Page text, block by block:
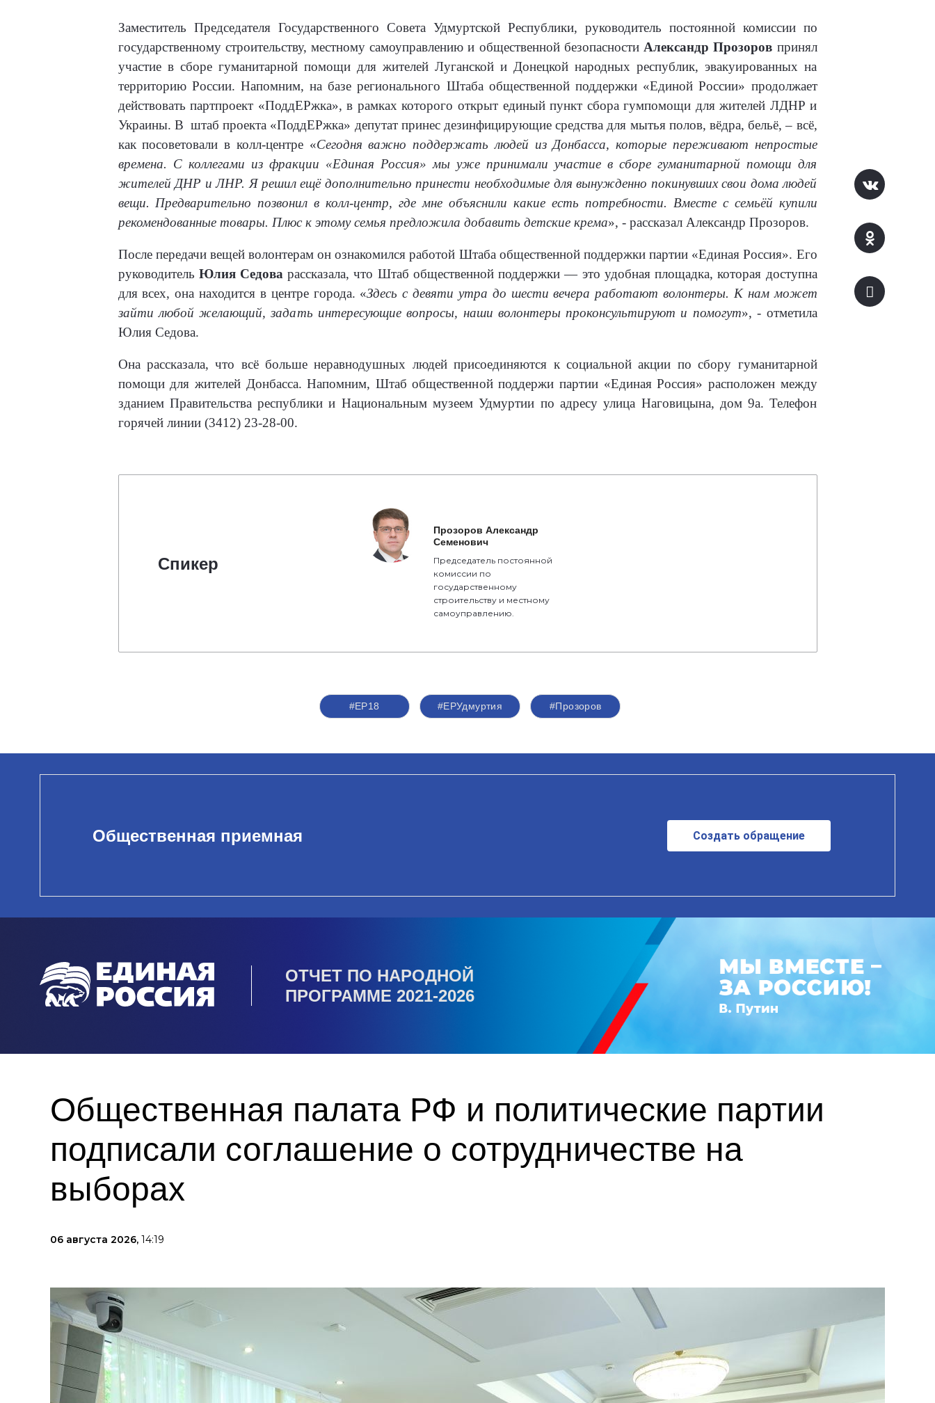
Заместитель Председателя Государственного Совета Удмуртской Республики, руководитель постоянной комиссии по
государственному строительству, местному самоуправлению и общественной безопасности Александр Прозоров принял
участие в сборе гуманитарной помощи для жителей Луганской и Донецкой народных республик, эвакуированных на
территорию России. Напомним, на базе регионального Штаба общественной поддержки «Единой России» продолжает
действовать партпроект «ПоддЕРжка», в рамках которого открыт единый пункт сбора гумпомощи для жителей ЛДНР и
Украины. В штаб проекта «ПоддЕРжка» депутат принес дезинфицирующие средства для мытья полов, вёдра, бельё, – всё,
как посоветовали в колл-центре «Сегодня важно поддержать людей из Донбасса, которые переживают непростые
времена. С коллегами из фракции «Единая Россия» мы уже принимали участие в сборе гуманитарной помощи для
жителей ДНР и ЛНР. Я решил ещё дополнительно принести необходимые для вынужденно покинувших свои дома людей
вещи. Предварительно позвонил в колл-центр, где мне объяснили какие есть потребности. Вместе с семьёй купили
рекомендованные товары. Плюс к этому семья предложила добавить детские крема», - рассказал Александр Прозоров.
После передачи вещей волонтерам он ознакомился работой Штаба общественной поддержки партии «Единая Россия». Его
руководитель Юлия Седова рассказала, что Штаб общественной поддержки — это удобная площадка, которая доступна
для всех, она находится в центре города. «Здесь с девяти утра до шести вечера работают волонтеры. К нам может
зайти любой желающий, задать интересующие вопросы, наши волонтеры проконсультируют и помогут», - отметила
Юлия Седова.
Она рассказала, что всё больше неравнодушных людей присоединяются к социальной акции по сбору гуманитарной
помощи для жителей Донбасса. Напомним, Штаб общественной поддержи партии «Единая Россия» расположен между
зданием Правительства республики и Национальным музеем Удмуртии по адресу улица Наговицына, дом 9а. Телефон
горячей линии (3412) 23-28-00.
Спикер
Прозоров Александр
Семенович
Председатель постоянной
комиссии по
государственному
строительству и местному
самоуправлению.
#ЕР18 #ЕРУдмуртия #Прозоров
Общественная приемная Создать обращение
ОТЧЕТ ПО НАРОДНОЙ
ПРОГРАММЕ 2021-2026
Общественная палата РФ и политические партии
подписали соглашение о сотрудничестве на
выборах
06 августа 2026, 14:19